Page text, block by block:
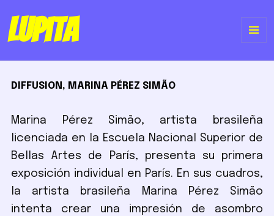
Lupita
DIFFUSION, MARINA PÉREZ SIMÃO
Marina Pérez Simão, artista brasileña
licenciada en la Escuela Nacional Superior de
Bellas Artes de París, presenta su primera
exposición individual en París. En sus cuadros,
la artista brasileña Marina Pérez Simão
intenta crear una impresión de asombro